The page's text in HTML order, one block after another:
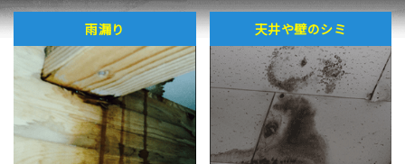
雨漏り 天井や壁のシミ